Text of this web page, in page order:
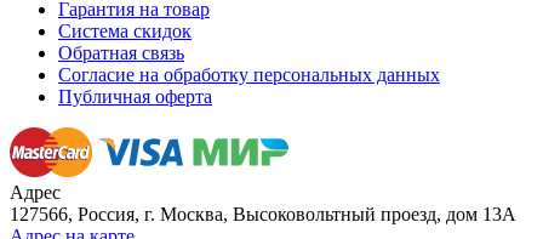
Гарантия на товар
Система скидок
Обратная связь
Согласие на обработку персональных данных
Публичная оферта
Адрес
127566, Россия, г. Москва, Высоковольтный проезд, дом 13А